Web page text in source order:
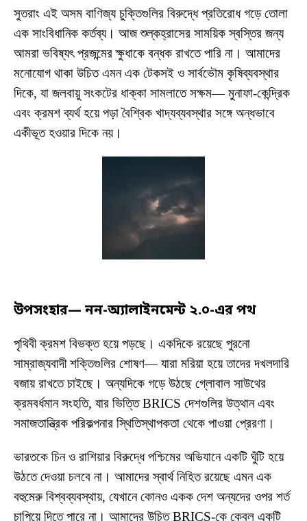
সুতরাং এই অসম বাণিজ্য চুক্তিগুলির বিরুদ্ধে প্রতিরোধ গড়ে তোলা
এক সাংবিধানিক কর্তব্য। আজ শুল্কহ্রাসের সাময়িক স্বস্তির জন্য
আমরা ভবিষ্যৎ প্রজন্মের ক্ষুধাকে বন্ধক রাখতে পারি না। আমাদের
মনোযোগ থাকা উচিত এমন এক টেকসই ও সার্বভৌম কৃষিব্যবস্থার
দিকে, যা জলবায়ু সংকটের ধাক্কা সামলাতে সক্ষম— মুনাফা-কেন্দ্রিক
এবং ক্রমশ ব্যর্থ হয়ে পড়া বৈশ্বিক খাদ্যব্যবস্থার সঙ্গে অন্ধভাবে
একীভূত হওয়ার দিকে নয়।
উপসংহার— নন-অ্যালাইনমেন্ট ২.০-এর পথ
পৃথিবী ক্রমশ বিভক্ত হয়ে পড়ছে। একদিকে রয়েছে পুরনো
সাম্রাজ্যবাদী শক্তিগুলির শোষণ— যারা মরিয়া হয়ে তাদের দখলদারি
বজায় রাখতে চাইছে। অন্যদিকে গড়ে উঠছে গ্লোবাল সাউথের
ক্রমবর্ধমান সংহতি, যার ভিত্তি BRICS দেশগুলির উত্থান এবং
সমাজতান্ত্রিক পরিকল্পনার স্থিতিস্থাপকতা থেকে পাওয়া প্রেরণা।
ভারতকে চিন ও রাশিয়ার বিরুদ্ধে পশ্চিমের অভিযানে একটি ঘুঁটি হয়ে
উঠতে দেওয়া চলবে না। আমাদের স্বার্থ নিহিত রয়েছে এমন এক
বহুমেরু বিশ্বব্যবস্থায়, যেখানে কোনও একক দেশ অন্যদের ওপর শর্ত
চাপিয়ে দিতে পারে না। আমাদের উচিত BRICS-কে কেবল একটি